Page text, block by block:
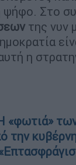
Στο
της νυν
η
«φωτιά»
την